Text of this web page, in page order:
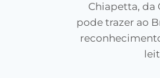
Chiapetta, da
pode trazer ao